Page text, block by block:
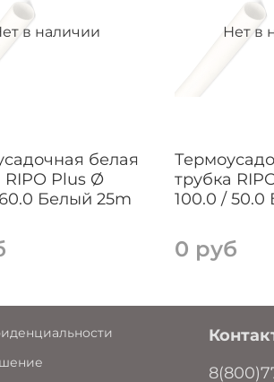
в наличии
белая
RIPO Plus Ø
Белый 25m
Нет в
трубка
100.0 /
0 руб